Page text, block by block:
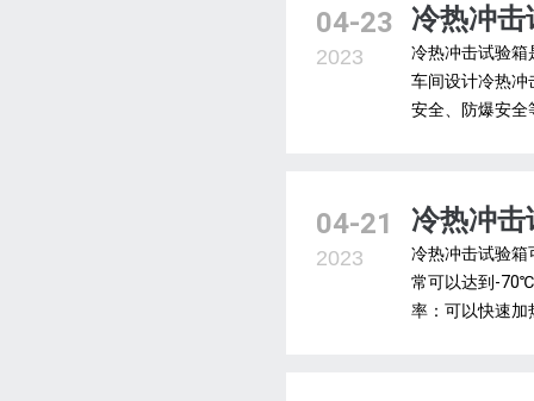
04-23
2023
冷热冲击
冷热冲击试验箱
车间设计冷热冲
安全、防爆安全
04-21
2023
冷热冲击
冷热冲击试验箱
常可以达到-
率：可以快速